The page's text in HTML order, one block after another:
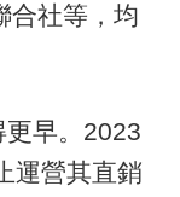
合社等，均
早。2023
運營其直銷